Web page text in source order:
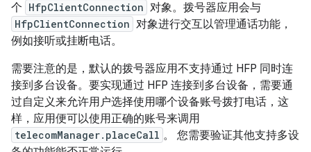
个 HfpClientConnection 对象。拨号器应用会与
HfpClientConnection 对象进行交互以管理通话功能，
例如接听或挂断电话。
需要注意的是，默认的拨号器应用不支持通过 HFP 同时连
接到多台设备。要实现通过 HFP 连接到多台设备，需要通
过自定义来允许用户选择使用哪个设备账号拨打电话，这
样，应用便可以使用正确的账号来调用
telecomManager.placeCall 。 您需要验证其他支持多设